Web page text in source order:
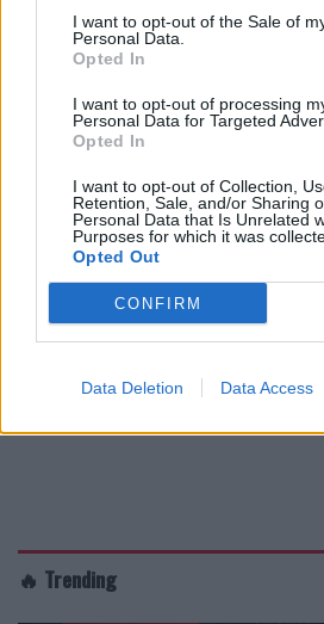
I want to opt-out of the Sale of
Personal Data.
Opted In
I want to opt-out of processing
Personal Data for Targeted
Opted In
I want to opt-out of Collection,
Retention, Sale, and/or Sharing
Personal Data that Is Unrelated
Purposes for which it was
Opted Out
CONFIRM
Data Deletion Data Access
🔥 Trending